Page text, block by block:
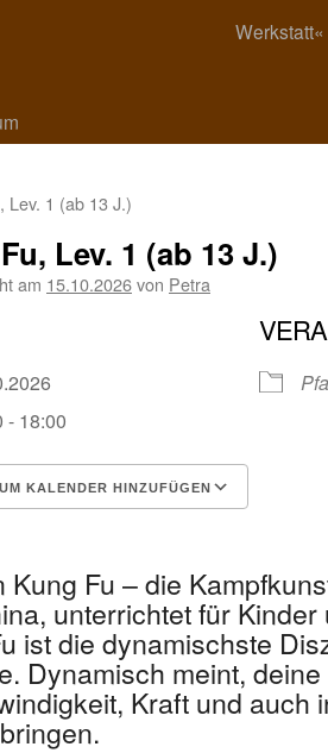
Werkstatt«
Lev. 1 (ab 13 J.)
Lev. 1 (ab 13 J.)
am 15.10.2026von Petra
- 18:00
KALENDER HINZUFÜGEN
Kung Fu – die
unterrichtet für
ist die dynamischste
Dynamisch meint,
Kraft und auch